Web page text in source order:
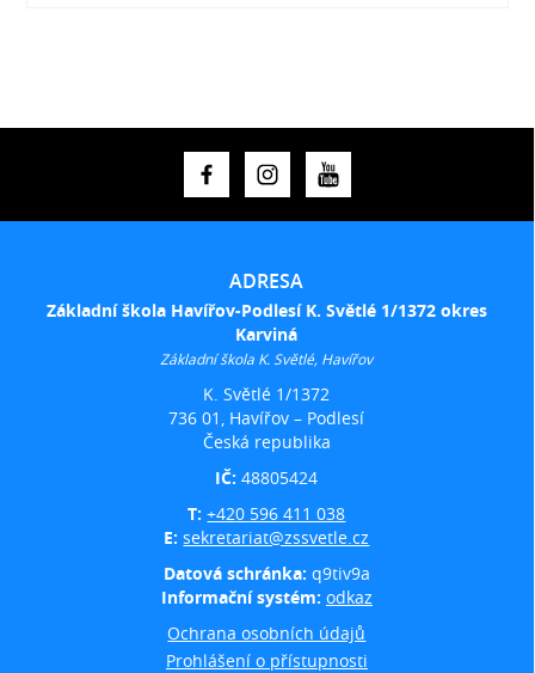
ADRESA
Základní škola Havířov-Podlesí K. Světlé 1/1372 okres
Karviná
Základní škola K. Světlé, Havířov
K. Světlé 1/1372
736 01, Havířov – Podlesí
Česká republika
IČ:48805424
T:+420 596 411 038
E:sekretariat@zssvetle.cz
Datová schránka: q9tiv9a
Informační systém: odkaz
Ochrana osobních údajů
Prohlášení o přístupnosti